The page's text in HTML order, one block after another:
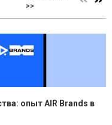
>>
опыт AIR Brands в